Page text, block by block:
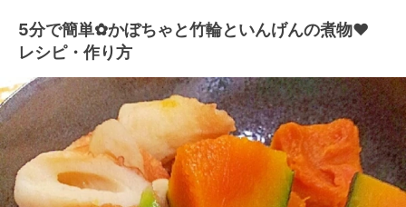
5分で簡単✿かぼちゃと竹輪といんげんの煮物❤
レシピ・作り方